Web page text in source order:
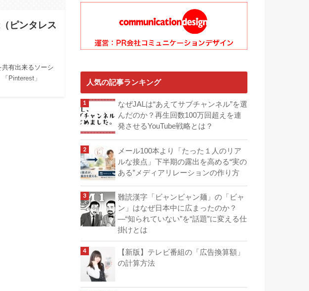
ピンタレス
有出来るソーシ
Pinterest」
人気の記事ランキング
なぜJALは“あえてサブチャンネル”を選
んだのか？再生回数100万回超えを連
発させるYouTube戦略とは？
メール100本より「たった１人のリア
ルな接点」下半期の露出を高める“実の
ある”メディアリレーションの作り方
難読漢字「ビャンビャン麺」の「ビャ
ン」はなぜ日本中に広まったのか？
―“知られていない”を“話題”に変える仕
掛けとは
【新版】テレビ番組の「広告換算額」
の計算方法